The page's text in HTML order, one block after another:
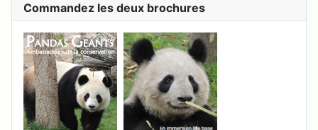
Commandez les deux brochures